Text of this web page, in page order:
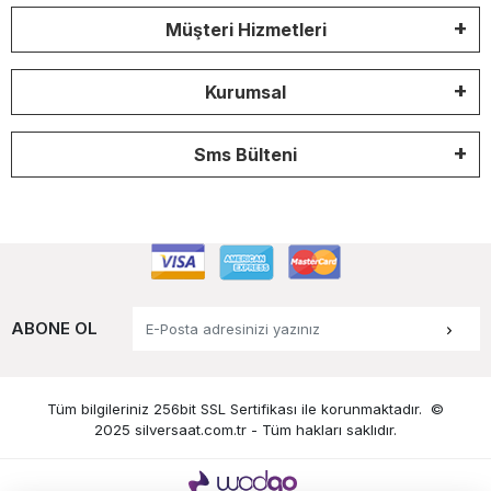
Müşteri Hizmetleri
Kurumsal
Sms Bülteni
ABONE OL
Tüm bilgileriniz 256bit SSL Sertifikası ile korunmaktadır. ©
2025 silversaat.com.tr - Tüm hakları saklıdır.